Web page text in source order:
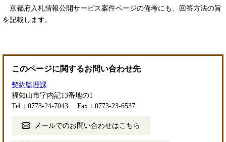
京都府入札情報公開サービス案件ページの備考にも、回答方法の旨
を記載します。
このページに関するお問い合わせ先
契約監理課
福知山市字内記13番地の1
Tel：0773-24-7043
Fax：0773-23-6537
メールでのお問い合わせはこちら